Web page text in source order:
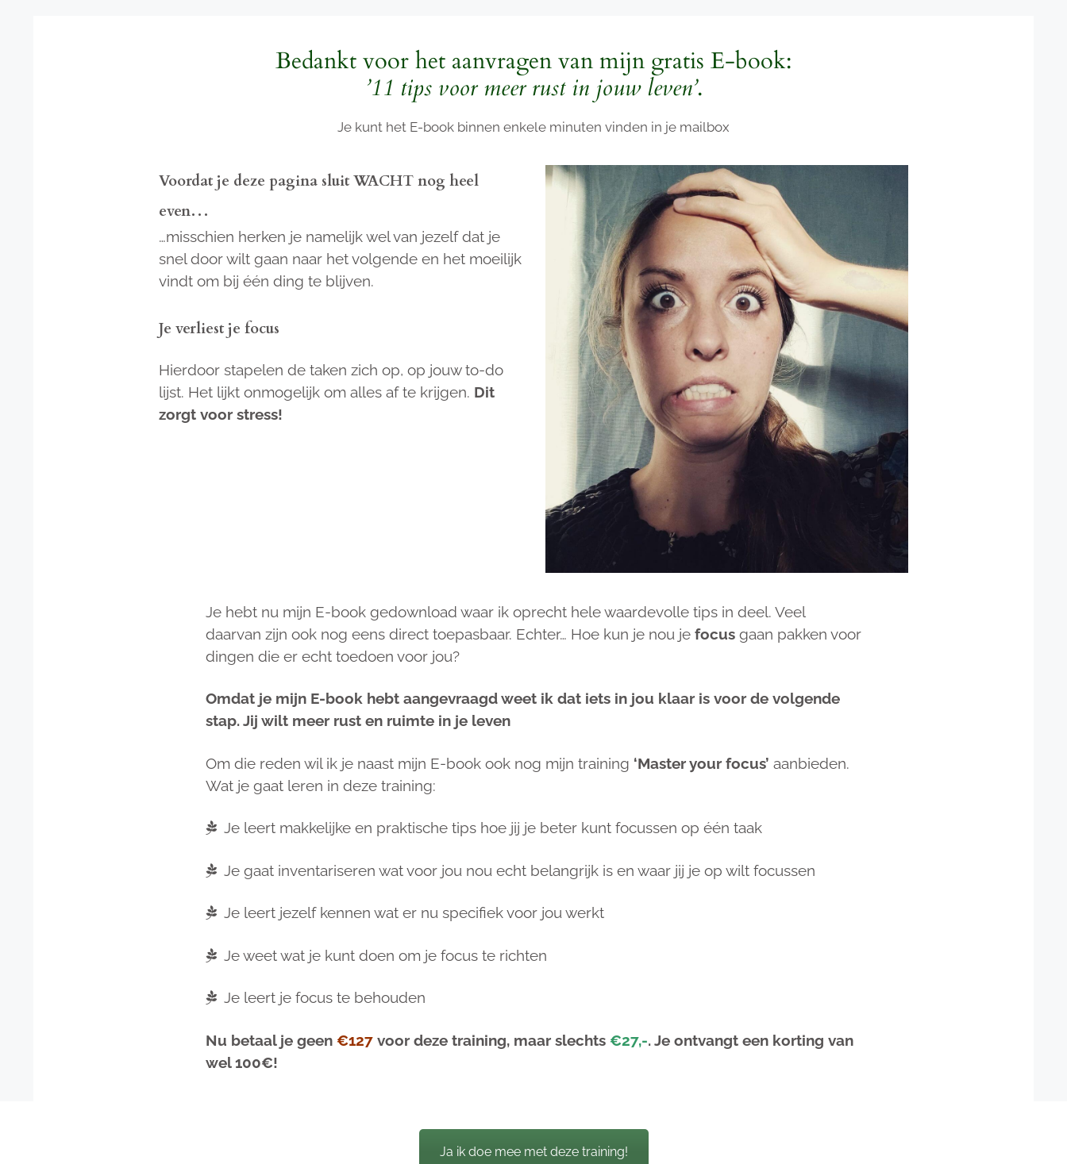
Bedankt voor het aanvragen van mijn gratis E-book:
’11 tips voor meer rust in jouw leven’.
Je kunt het E-book binnen enkele minuten vinden in je mailbox
Voordat je deze pagina sluit WACHT nog heel
even…
…misschien herken je namelijk wel van jezelf dat je
snel door wilt gaan naar het volgende en het moeilijk
vindt om bij één ding te blijven.
Je verliest je focus
Hierdoor stapelen de taken zich op, op jouw to-do
lijst. Het lijkt onmogelijk om alles af te krijgen. Dit
zorgt voor stress!
Je hebt nu mijn E-book gedownload waar ik oprecht hele waardevolle tips in deel. Veel
daarvan zijn ook nog eens direct toepasbaar. Echter… Hoe kun je nou je focus gaan pakken voor
dingen die er echt toedoen voor jou?
Omdat je mijn E-book hebt aangevraagd weet ik dat iets in jou klaar is voor de volgende
stap. Jij wilt meer rust en ruimte in je leven
Om die reden wil ik je naast mijn E-book ook nog mijn training ‘Master your focus’ aanbieden.
Wat je gaat leren in deze training:
Je leert makkelijke en praktische tips hoe jij je beter kunt focussen op één taak
Je gaat inventariseren wat voor jou nou echt belangrijk is en waar jij je op wilt focussen
Je leert jezelf kennen wat er nu specifiek voor jou werkt
Je weet wat je kunt doen om je focus te richten
Je leert je focus te behouden
Nu betaal je geen €127 voor deze training, maar slechts €27,-. Je ontvangt een korting van
wel 100€!
Ja ik doe mee met deze training!